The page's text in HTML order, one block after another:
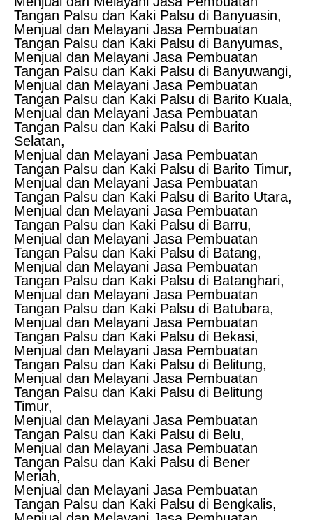
Tangan Palsu dan Kaki Palsu di Banyuasin,
Menjual dan Melayani Jasa Pembuatan
Tangan Palsu dan Kaki Palsu di Banyumas,
Menjual dan Melayani Jasa Pembuatan
Tangan Palsu dan Kaki Palsu di Banyuwangi,
Menjual dan Melayani Jasa Pembuatan
Tangan Palsu dan Kaki Palsu di Barito Kuala,
Menjual dan Melayani Jasa Pembuatan
Tangan Palsu dan Kaki Palsu di Barito
Selatan,
Menjual dan Melayani Jasa Pembuatan
Tangan Palsu dan Kaki Palsu di Barito Timur,
Menjual dan Melayani Jasa Pembuatan
Tangan Palsu dan Kaki Palsu di Barito Utara,
Menjual dan Melayani Jasa Pembuatan
Tangan Palsu dan Kaki Palsu di Barru,
Menjual dan Melayani Jasa Pembuatan
Tangan Palsu dan Kaki Palsu di Batang,
Menjual dan Melayani Jasa Pembuatan
Tangan Palsu dan Kaki Palsu di Batanghari,
Menjual dan Melayani Jasa Pembuatan
Tangan Palsu dan Kaki Palsu di Batubara,
Menjual dan Melayani Jasa Pembuatan
Tangan Palsu dan Kaki Palsu di Bekasi,
Menjual dan Melayani Jasa Pembuatan
Tangan Palsu dan Kaki Palsu di Belitung,
Menjual dan Melayani Jasa Pembuatan
Tangan Palsu dan Kaki Palsu di Belitung
Timur,
Menjual dan Melayani Jasa Pembuatan
Tangan Palsu dan Kaki Palsu di Belu,
Menjual dan Melayani Jasa Pembuatan
Tangan Palsu dan Kaki Palsu di Bener
Meriah,
Menjual dan Melayani Jasa Pembuatan
Tangan Palsu dan Kaki Palsu di Bengkalis,